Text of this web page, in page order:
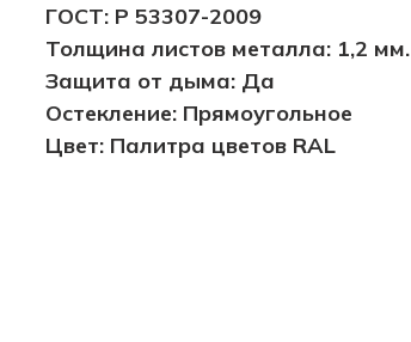
ГОСТ: Р 53307-2009
Толщина листов металла: 1,2 мм.
Защита от дыма: Да
Остекление: Прямоугольное
Цвет: Палитра цветов RAL